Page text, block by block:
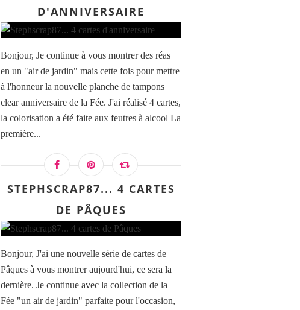
D'ANNIVERSAIRE
Bonjour, Je continue à vous montrer des réas
en un "air de jardin" mais cette fois pour mettre
à l'honneur la nouvelle planche de tampons
clear anniversaire de la Fée. J'ai réalisé 4 cartes,
la colorisation a été faite aux feutres à alcool La
première...
STEPHSCRAP87... 4 CARTES
DE PÂQUES
Bonjour, J'ai une nouvelle série de cartes de
Pâques à vous montrer aujourd'hui, ce sera la
dernière. Je continue avec la collection de la
Fée "un air de jardin" parfaite pour l'occasion,